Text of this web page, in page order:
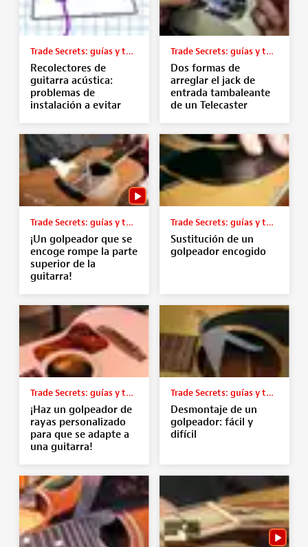
Trade Secrets: guías y tutoriales
Recolectores de
guitarra acústica:
problemas de
instalación a evitar
Trade Secrets: guías y tutoriales
Dos formas de
arreglar el jack de
entrada tambaleante
de un Telecaster
Trade Secrets: guías y tutoriales
¡Un golpeador que se
encoge rompe la parte
superior de la
guitarra!
Trade Secrets: guías y tutoriales
Sustitución de un
golpeador encogido
Trade Secrets: guías y tutoriales
¡Haz un golpeador de
rayas personalizado
para que se adapte a
una guitarra!
Trade Secrets: guías y tutoriales
Desmontaje de un
golpeador: fácil y
difícil